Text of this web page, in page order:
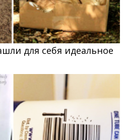
для себя идеальное